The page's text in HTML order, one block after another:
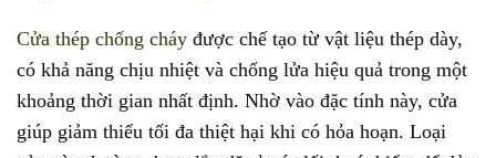
Cửa thép chống cháy được chế tạo từ vật liệu thép dày,
có khả năng chịu nhiệt và chống lửa hiệu quả trong một
khoảng thời gian nhất định. Nhờ vào đặc tính này, cửa
giúp giảm thiểu tối đa thiệt hại khi có hỏa hoạn. Loại